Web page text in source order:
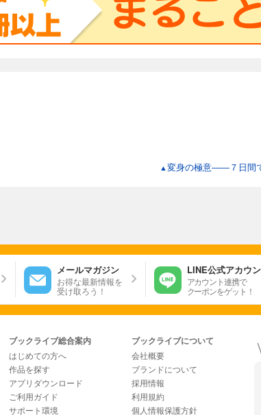
▲変身の極意――７日間
メールマガジン
お得な最新情報を
受け取ろう！
LINE公式アカウ
アカウント連携で
クーポンをゲット！
ブックライブ総合案内
はじめての方へ
作品を探す
アプリダウンロード
ご利用ガイド
サポート環境
ブックライブについて
会社概要
ブランドについて
採用情報
利用規約
個人情報保護方針